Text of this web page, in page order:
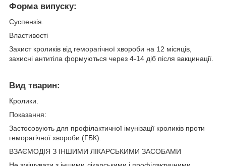
Форма випуску:
Суспензія.
Властивості
Захист кроликів від геморагічної хвороби на 12 місяців,
захисні антитіла формуються через 4-14 діб після вакцинації.
Вид тварин:
Кролики.
Показання:
Застосовують для профілактичної імунізації кроликів проти
геморагічної хвороби (ГБК).
ВЗАЄМОДІЯ З ІНШИМИ ЛІКАРСЬКИМИ ЗАСОБАМИ